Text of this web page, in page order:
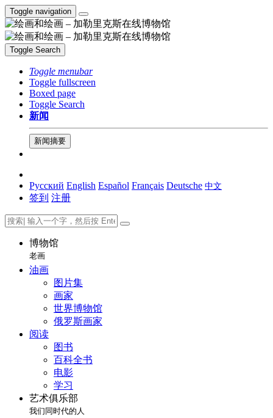
Toggle navigation
Toggle Search
Toggle menubar
Toggle fullscreen
Boxed page
Toggle Search
新闻
新闻摘要
Русский English Español Français Deutsche 中文
签到 注册
博物馆
老画
油画
图片集
画家
世界博物馆
俄罗斯画家
阅读
图书
百科全书
电影
学习
艺术俱乐部
我们同时代的人